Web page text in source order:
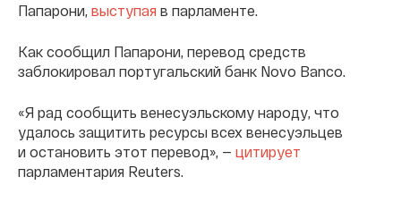
Папарони, выступая в парламенте.
Как сообщил Папарони, перевод средств
заблокировал португальский банк Novo Banco.
«Я рад сообщить венесуэльскому народу, что
удалось защитить ресурсы всех венесуэльцев
и остановить этот перевод», — цитирует
парламентария Reuters.